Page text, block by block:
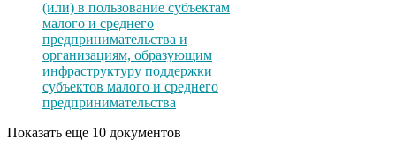
(или) в пользование субъектам
малого и среднего
предпринимательства и
организациям, образующим
инфраструктуру поддержки
субъектов малого и среднего
предпринимательства
Показать еще 10 документов